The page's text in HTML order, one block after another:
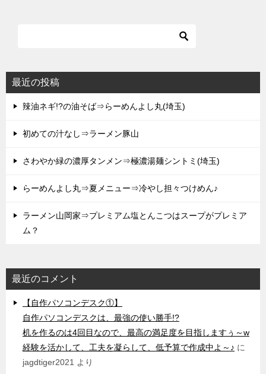
最近の投稿
辣油ネギ!?の油そば⇒らーめんよし丸(埼玉)
初めての汁なし⇒ラーメン豚山
さわやか緑の濃厚タンメン⇒極濃湯麺シントミ(埼玉)
らーめんよし丸⇒夏メニュー⇒冷やし担々つけめん♪
ラーメン山岡家⇒プレミアム塩とんこつはスープがプレミア
ム？
最近のコメント
【自作パソコンデスク①】
自作パソコンデスクは、最強の使い勝手!?
机を作るのは4回目なので、最高の満足度を目指しますぅ～w
経験を活かして、工夫を凝らして、低予算で作成中よ～♪ に
jagdtiger2021 より